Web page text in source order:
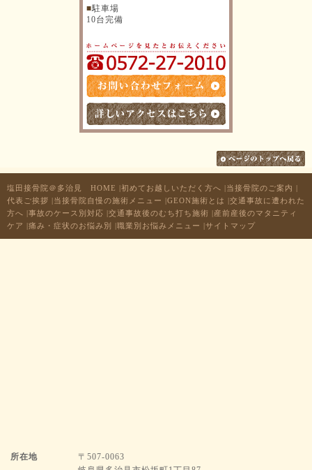
■駐車場
10台完備
塩田接骨院＠多治見 HOME |初めてお越しいただく方へ |当接骨院のご案内 |
代表ご挨拶 |当接骨院自慢の施術メニュー |GEON施術とは |交通事故に遭われた
方へ |事故のケース別対応 |交通事故後のむち打ち施術 |産前産後のマタニティ
ケア |痛み・症状のお悩み別 |職業別お悩みメニュー |サイトマップ
所在地
〒507-0063